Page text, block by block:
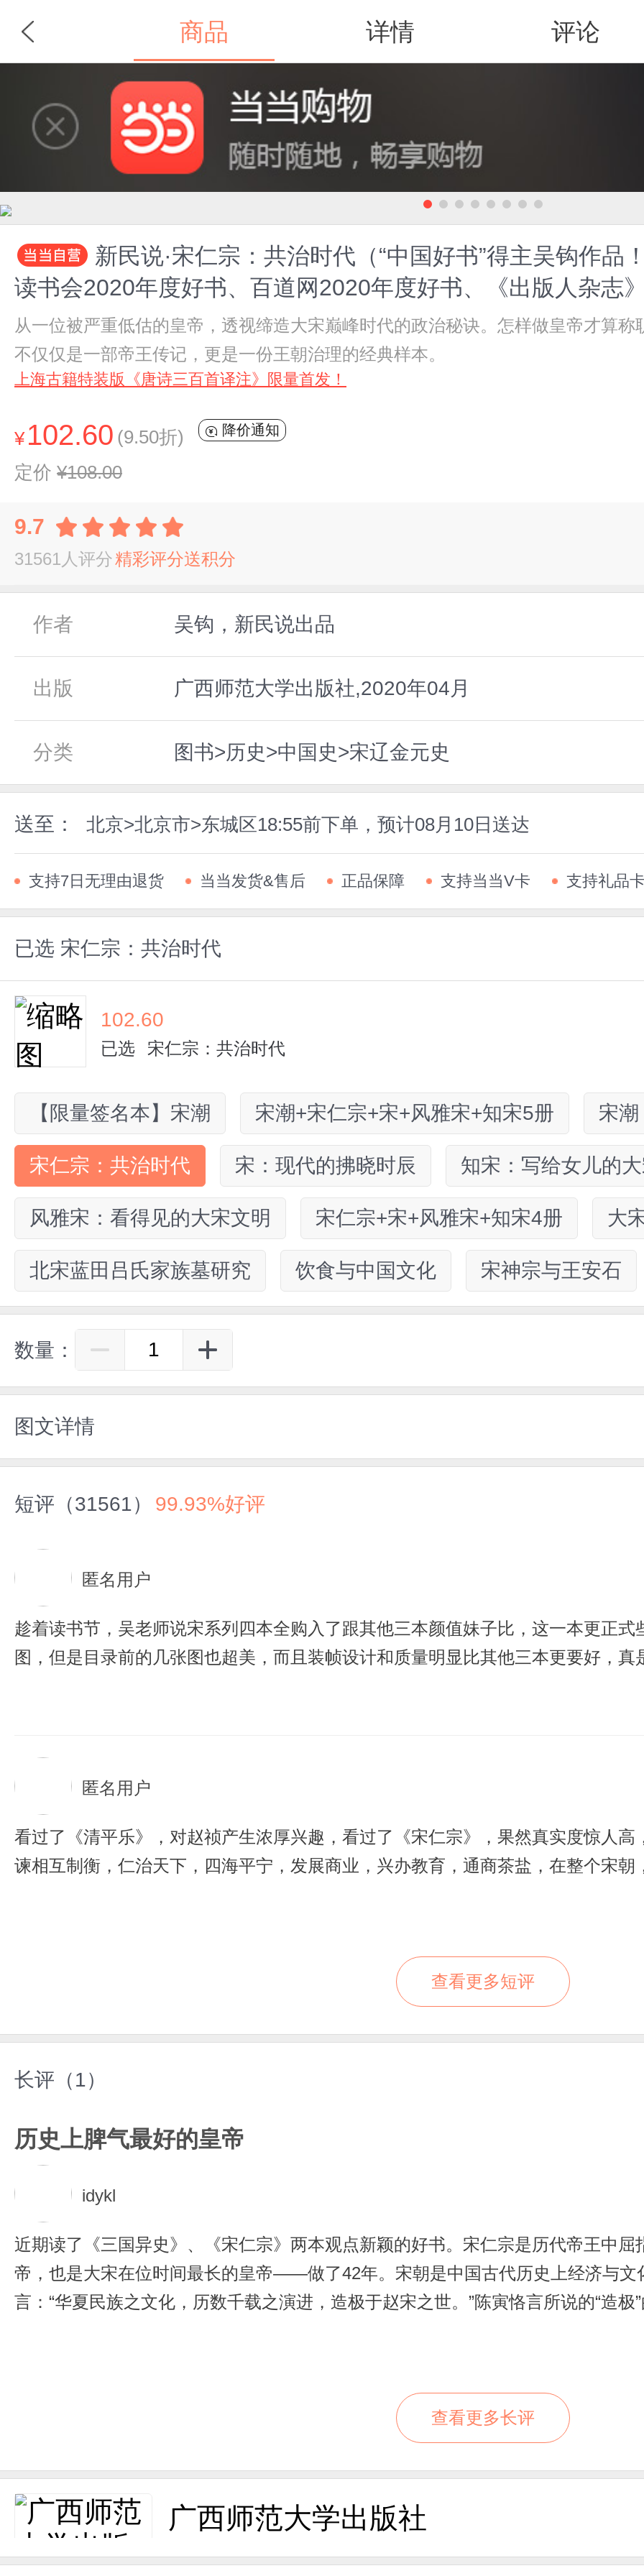
商品 详情 评论
分类
新民说·宋仁宗：共治时代（“中国好书”得主吴钩作品
读书会2020年度好书、百道网2020年度好书、《出版人杂志
从一位被严重低估的皇帝，透视缔造大宋巅峰时代的政治秘诀。怎样做皇帝才算
不仅仅是一部帝王传记，更是一份王朝治理的经典样本。
上海古籍特装版《唐诗三百首译注》限量首发！
¥ 102.60 (9.50折) 降价通知
定价 ¥108.00
9.7
31561人评分精彩评分送积分
作者 吴钩，新民说出品
出版 广西师范大学出版社,2020年04月
分类 图书>历史>中国史>宋辽金元史
送至： 北京>北京市>东城区18:55前下单，预计08月10日送达
支持7日无理由退货 当当发货&售后 正品保障 支持当当V卡 支持礼品
已选 宋仁宗：共治时代
102.60
已选 宋仁宗：共治时代
【限量签名本】宋潮 宋潮+宋仁宗+宋+风雅宋+知宋5册 宋
宋仁宗：共治时代 宋：现代的拂晓时辰 知宋：写给女儿的
风雅宋：看得见的大宋文明 宋仁宗+宋+风雅宋+知宋4册 大
北宋蓝田吕氏家族墓研究 饮食与中国文化 宋神宗与王安石
数量：
图文详情
短评（31561） 99.93%好评
匿名用户
趁着读书节，吴老师说宋系列四本全购入了跟其他三本颜值妹子比，这一本更正
图，但是目录前的几张图也超美，而且装帧设计和质量明显比其他三本更要好，真
匿名用户
看过了《清平乐》，对赵祯产生浓厚兴趣，看过了《宋仁宗》，果然真实度惊人
谏相互制衡，仁治天下，四海平宁，发展商业，兴办教育，通商茶盐，在整个宋朝
查看更多短评
长评（1）
历史上脾气最好的皇帝
idykl
近期读了《三国异史》、《宋仁宗》两本观点新颖的好书。宋仁宗是历代帝王中
帝，也是大宋在位时间最长的皇帝——做了42年。宋朝是中国古代历史上经济与文
言：“华夏民族之文化，历数千载之演进，造极于赵宋之世。”陈寅恪言所说的“造极
怀仁义、宽厚待人的行事风格有关。苏辙是大文豪苏轼的胞弟，他们哥俩与其父
佑二年(1057年)。苏辙与其兄苏轼同登进士科。在这次晋级进士的考试中，年轻
路上听人说，在宫中，美女数以千计，终日里歌舞饮酒，纸醉金迷。皇上既不关
邦的大计。” 当时的考官们认为苏辙无中生有、恶意诽办，建议对之严厉制才。宋仁宗却很淡定地说：“朕设立科举考试，本
来就是要欢迎敢言之士。苏辙一个小官，敢于如此直言，应该特与功名。”血气方
中“妄议”朝政，且矛头直指皇帝，即便是在“康乾盛世”，也难逃其被灭九族的命运
宗对读书人的宽容，还有一个更典型的例子。
查看更多长评
广西师范大学出版社